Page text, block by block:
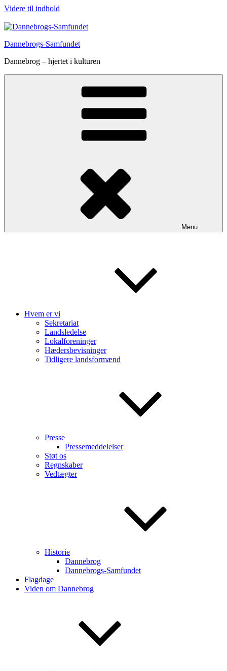
Videre til indhold
Dannebrogs-Samfundet
Dannebrog – hjertet i kulturen
Menu
Hvem er vi
Sekretariat
Landsledelse
Lokalforeninger
Hædersbevisninger
Tidligere landsformænd
Presse
Pressemeddelelser
Støt os
Regnskaber
Vedtægter
Historie
Dannebrog
Dannebrogs-Samfundet
Flagdage
Viden om Dannebrog